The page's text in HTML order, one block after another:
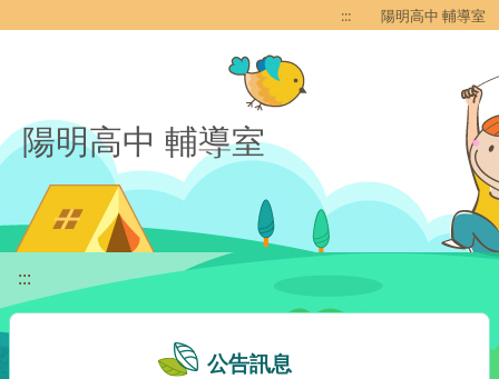
::: 陽明高中 輔導室
陽明高中 輔導室
:::
公告訊息